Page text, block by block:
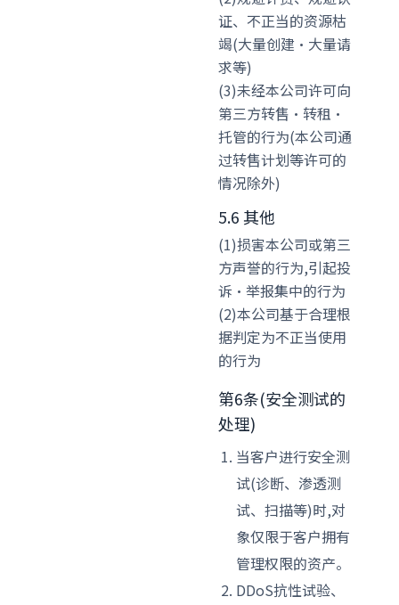
证、不正当的资源枯
竭(大量创建·大量请
求等)
(3)未经本公司许可向
第三方转售·转租·
托管的行为(本公司通
过转售计划等许可的
情况除外)
5.6 其他
(1)损害本公司或第三
方声誉的行为,引起投
诉·举报集中的行为
(2)本公司基于合理根
据判定为不正当使用
的行为
第6条(安全测试的
处理)
当客户进行安全测
试(诊断、渗透测
试、扫描等)时,对
象仅限于客户拥有
管理权限的资产。
DDoS抗性试验、